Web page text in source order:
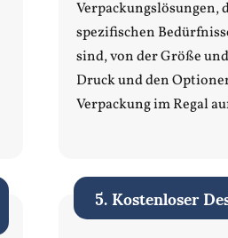
Verpackungslösungen,
spezifischen
sind, von der Größe
Druck und den
Verpackung im Regal
5. Kostenloser